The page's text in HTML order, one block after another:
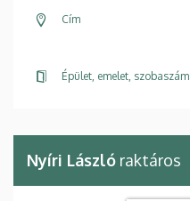
Cím
Épület, emelet, szobaszám
Nyíri László raktáros